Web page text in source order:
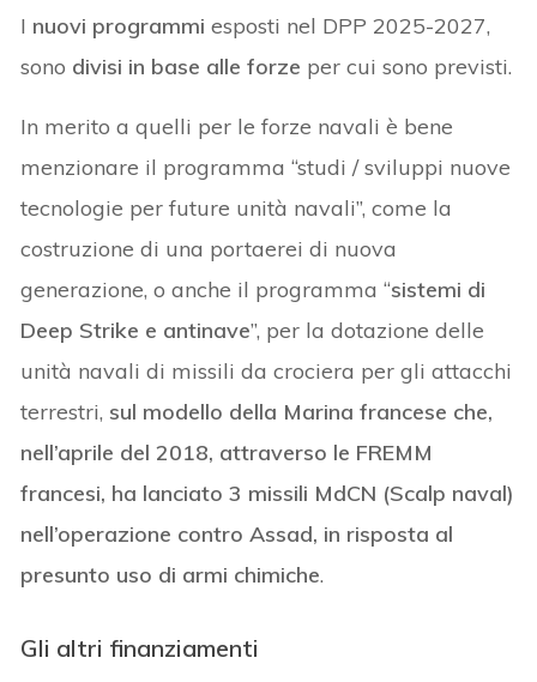
I nuovi programmiesposti nel DPP 2025-2027,
sono divisi in base alle forze per cui sono previsti.
In merito a quelli per le forze navali è bene
menzionare il programma “studi / sviluppi nuove
tecnologie per future unità navali”, come la
costruzione di una portaerei di nuova
generazione, o anche il programma “sistemi di
Deep Strike e antinave”, per la dotazione delle
unità navali di missili da crociera per gli attacchi
terrestri, sul modello della Marina francese che,
nell’aprile del 2018, attraverso le FREMM
francesi, ha lanciato 3 missili MdCN (Scalp naval)
nell’operazione contro Assad, in risposta al
presunto uso di armi chimiche.
Gli altri finanziamenti